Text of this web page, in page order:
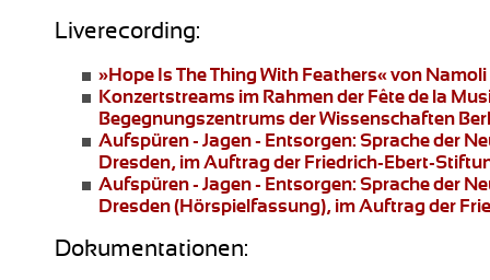
Liverecording:
»Hope Is The Thing With Feathers«von
Konzertstreams im Rahmen der Fête de la
Begegnungszentrums der Wissenschaften
Aufspüren - Jagen - Entsorgen: Sprache der
Dresden, im Auftrag der Friedrich-Ebert-
Aufspüren - Jagen - Entsorgen: Sprache der
Dresden(Hörspielfassung), im Auftrag der
Dokumentationen: